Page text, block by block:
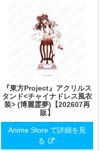
『東方Project』アクリルス
タンド<チャイナドレス風衣
装> (博麗霊夢)【202607再
販】
Anime Store で詳細を見
る